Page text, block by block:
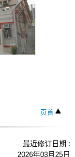
页首
最近修订日期 :
2026年03月25日